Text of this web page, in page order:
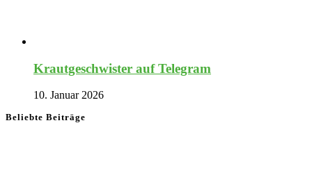
Krautgeschwister auf Telegram
10. Januar 2026
Beliebte Beiträge